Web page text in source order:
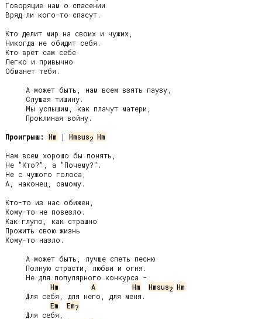
Говорящие нам о спасении
Вряд ли кого-то спасут.
Кто делит мир на своих и чужих,
Никогда не обидит себя.
Кто врёт сам себе
Легко и привычно
Обманет тебя.
Проигрыш:
Hm | Hmsus2 Hm
Нам всем хорошо бы понять,
Не "Кто?", а "Почему?".
Не с чужого голоса,
А, наконец, самому.
Кто-то из нас обижен,
Кому-то не повезло.
Как глупо, как страшно
Прожить свою жизнь
Кому-то назло.
Hm
A Hm Hmsus2 Hm
Em
Em7